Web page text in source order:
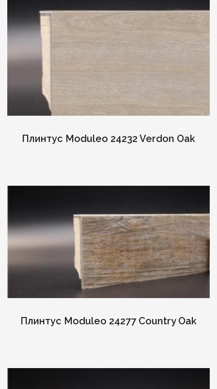
Плинтус Moduleo 24232 Verdon Oak
Плинтус Moduleo 24277 Country Oak